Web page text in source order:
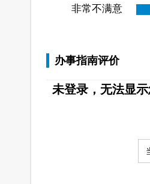
非常不满意
办事指南评价
未登录，无法显示